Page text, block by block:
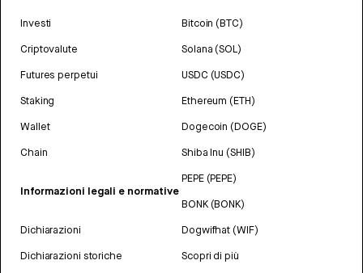
Investi
Criptovalute
Futures perpetui
Staking
Wallet
Chain
Informazioni legali e normative
Dichiarazioni
Dichiarazioni storiche
Bitcoin (BTC)
Solana (SOL)
USDC (USDC)
Ethereum (ETH)
Dogecoin (DOGE)
Shiba Inu (SHIB)
PEPE (PEPE)
BONK (BONK)
Dogwifhat (WIF)
Scopri di più